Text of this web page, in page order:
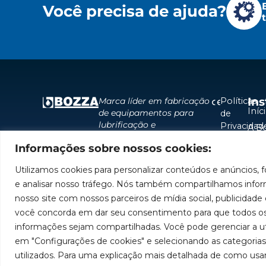
Informações sobre nossos cookies:
Utilizamos cookies para personalizar conteúdos e anúncios,
e analisar nosso tráfego. Nós também compartilhamos
nosso site com nossos parceiros de mídia social, publicidade
você concorda em dar seu consentimento para que todos
informações sejam compartilhadas. Você pode gerenciar a
em "Configurações de cookies" e selecionando as
utilizados. Para uma explicação mais detalhada de como
Você precisa de ajuda?
Marca líder em fabricação
de equipamentos para
lubrificação e
América do Sul.
Políticas
de
Cookies
A